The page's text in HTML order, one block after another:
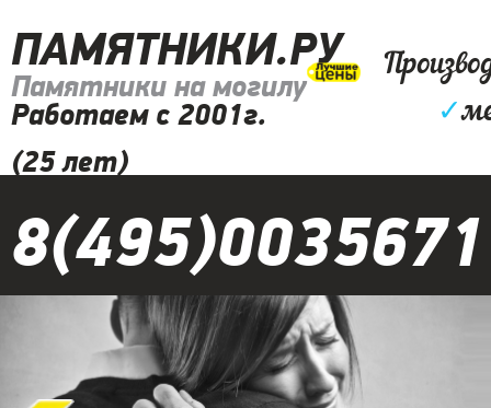
ПАМЯТНИКИ.РУ
Памятники на могилу
Работаем с 2001г.
(25 лет)
✓
8(495)0035671